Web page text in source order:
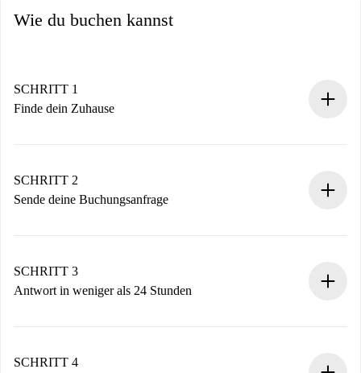
Wie du buchen kannst
SCHRITT 1
Finde dein Zuhause
Du erhältst alle notwendigen Informationen im Voraus.
SCHRITT 2
Sende deine Buchungsanfrage
Denk daran, dass wir dich erst belasten, wenn der
Vermieter zustimmt.
SCHRITT 3
Antwort in weniger als 24 Stunden
stellen den Kontakt her.
SCHRITT 4